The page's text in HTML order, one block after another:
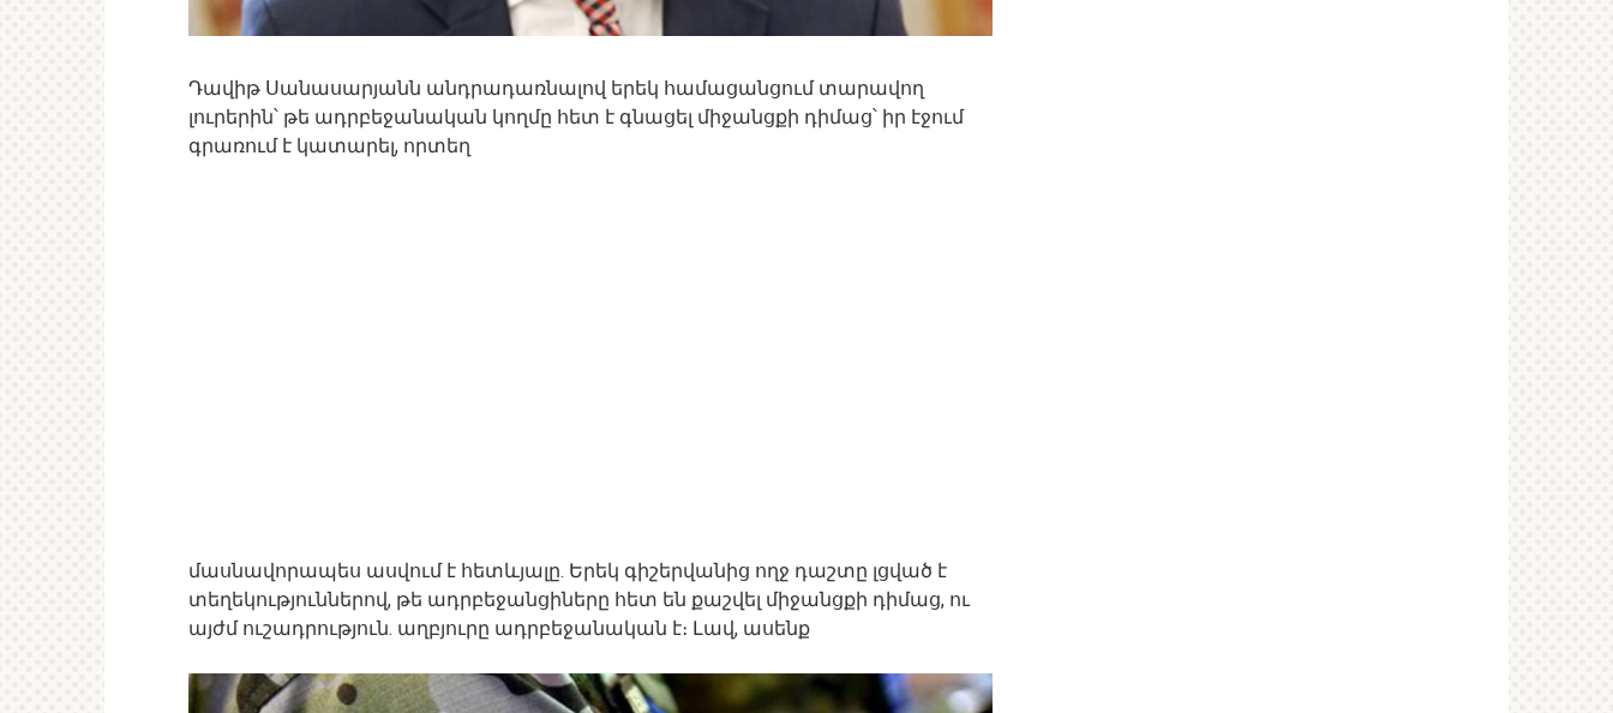
Դավիթ Սանասարյանն անդրադառնալով երեկ համացանցում տարավող
լուրերին՝ թե ադրբեջանական կողմը հետ է գնացել միջանցքի դիմաց՝ իր էջում
գրառում է կատարել, որտեղ
մասնավորապես ասվում է հետևյալը. Երեկ գիշերվանից ողջ դաշտը լցված է
տեղեկություններով, թե ադրբեջանցիները հետ են քաշվել միջանցքի դիմաց, ու
այժմ ուշադրություն. աղբյուրը ադրբեջանական է։ Լավ, ասենք